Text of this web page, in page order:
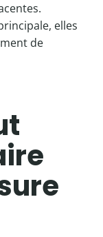
elles
de